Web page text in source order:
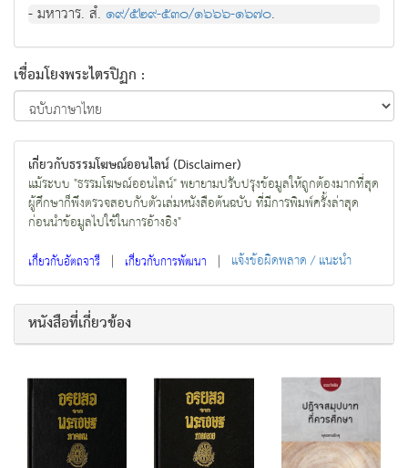
- มหาวาร. สํ. ๑๙/๕๒๙-๕๓๐/๑๖๖๖-๑๖๗๐.
เชื่อมโยงพระไตรปิฏก :
เกี่ยวกับธรรมโฆษณ์ออนไลน์ (Disclaimer)
แม้ระบบ "ธรรมโฆษณ์ออนไลน์" พยายามปรับปรุงข้อมูลให้ถูกต้องมากที่สุด
ผู้ศึกษาก็พึงตรวจสอบกับตัวเล่มหนังสือต้นฉบับ ที่มีการพิมพ์ครั้งล่าสุด
ก่อนนำข้อมูลไปใช้ในการอ้างอิง"
เกี่ยวกับอัตถจารี | เกี่ยวกับการพัฒนา | แจ้งข้อผิดพลาด / แนะนำ
หนังสือที่เกี่ยวข้อง